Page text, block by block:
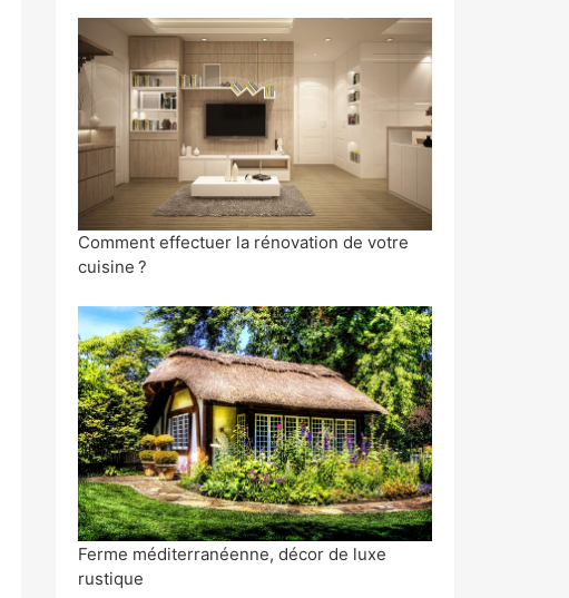
Comment effectuer la rénovation de votre
cuisine ?
Ferme méditerranéenne, décor de luxe
rustique